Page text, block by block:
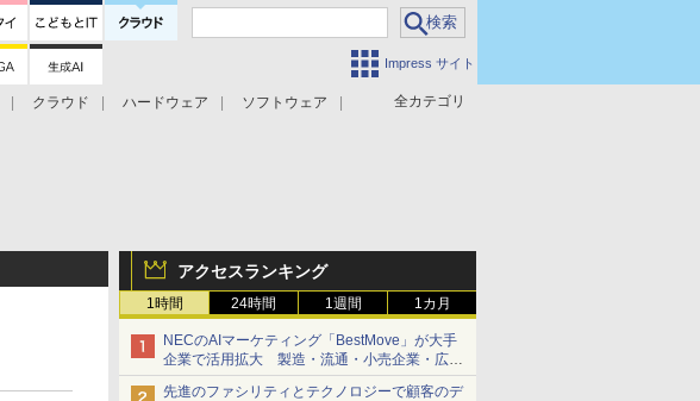
Impress サイト
全カテゴリ
クラウド ハードウェア
ソフトウェア
アクセスランキング
1時間 24時間 1週間 1カ月
NECのAIマーケティング「BestMove」が大手
企業で活用拡大 製造・流通・小売企業・広告
代理店などが実装フェーズへ
先進のファシリティとテクノロジーで顧客のデ